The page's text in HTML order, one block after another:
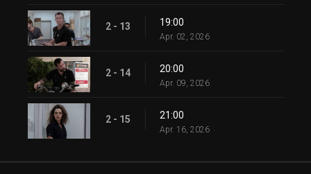
2 - 13 19:00
Apr. 02, 2026
2 - 14 20:00
Apr. 09, 2026
2 - 15 21:00
Apr. 16, 2026